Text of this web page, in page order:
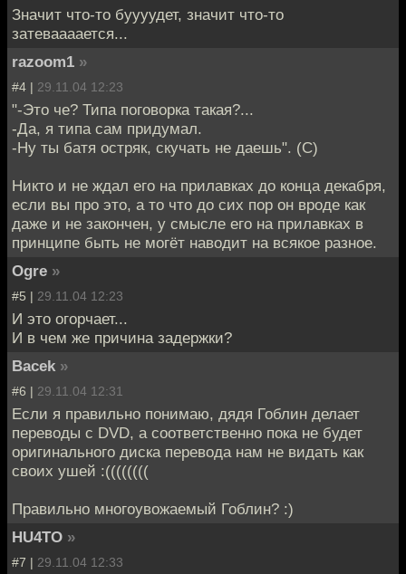
Значит что-то буууудет, значит что-то
затеваааается...
razoom1 »
#4 | 29.11.04 12:23
"-Это че? Типа поговорка такая?...
-Да, я типа сам придумал.
-Ну ты батя остряк, скучать не даешь". (С)
Никто и не ждал его на прилавках до конца декабря,
если вы про это, а то что до сих пор он вроде как
даже и не закончен, у смысле его на прилавках в
принципе быть не могёт наводит на всякое разное.
Ogre »
#5 | 29.11.04 12:23
И это огорчает...
И в чем же причина задержки?
Bacek »
#6 | 29.11.04 12:31
Если я правильно понимаю, дядя Гоблин делает
переводы с DVD, а соответственно пока не будет
оригинального диска перевода нам не видать как
своих ушей :((((((((
Правильно многоувожаемый Гоблин? :)
HU4TO »
#7 | 29.11.04 12:33